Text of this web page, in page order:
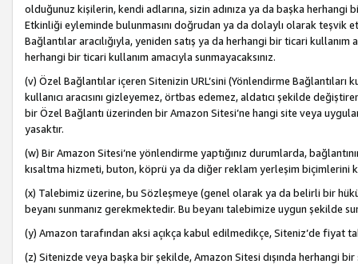
olduğunuz kişilerin, kendi adlarına, sizin adınıza ya da başka herhangi
Etkinliği eyleminde bulunmasını doğrudan ya da dolaylı olarak teşvik
Bağlantılar aracılığıyla, yeniden satış ya da herhangi bir ticari
herhangi bir ticari kullanım amacıyla sunmayacaksınız.
(v) Özel Bağlantılar içeren Sitenizin URL’sini (Yönlendirme Bağlantıları
kullanıcı aracısını gizleyemez, örtbas edemez, aldatıcı şekilde
bir Özel Bağlantı üzerinden bir Amazon Sitesi’ne hangi site veya
yasaktır.
(w) Bir Amazon Sitesi’ne yönlendirme yaptığınız durumlarda,
kısaltma hizmeti, buton, köprü ya da diğer reklam yerleşim biçimlerini
(x) Talebimiz üzerine, bu Sözleşmeye (genel olarak ya da belirli bir
beyanı sunmanız gerekmektedir. Bu beyanı talebimize uygun şekilde
(y) Amazon tarafından aksi açıkça kabul edilmedikçe, Siteniz’de fiyat
(z) Sitenizde veya başka bir şekilde, Amazon Sitesi dışında herhangi